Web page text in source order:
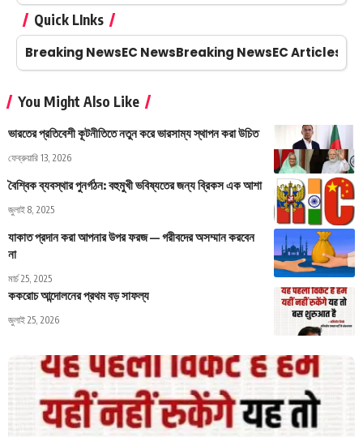
Quick LInks
Breaking NewsEC NewsBreaking NewsEC Articles
You Might Also Like
ভারতের প্রতিবেশী কূটনীতিতে নতুন করে ভারসাম্য স্থাপন করা উচিত
ফেব্রুয়ারি 13, 2026
বৈশ্বিক ব্যবস্থার পুনর্গঠন: বহুমুখী ভবিষ্যতের জন্য ব্রিকস এক আশা
জুলাই 8, 2025
যাকাত প্রদান করা আপনার উপর ফরজ — গরীবদের অসম্মান করবেন
না
মার্চ 25, 2025
ককরোচ আন্দোলনের প্রথম বড় সাফল্য
জুলাই 25, 2026